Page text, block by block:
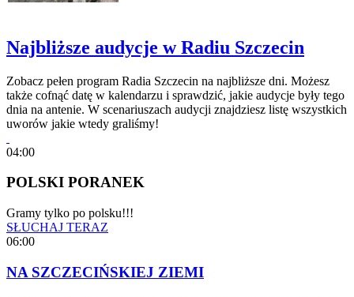
Najbliższe audycje w Radiu Szczecin
Zobacz pełen program Radia Szczecin na najbliższe dni. Możesz
także cofnąć datę w kalendarzu i sprawdzić, jakie audycje były tego
dnia na antenie. W scenariuszach audycji znajdziesz listę wszystkich
uworów jakie wtedy graliśmy!
04:00
POLSKI PORANEK
Gramy tylko po polsku!!!
SŁUCHAJ TERAZ
06:00
NA SZCZECIŃSKIEJ ZIEMI